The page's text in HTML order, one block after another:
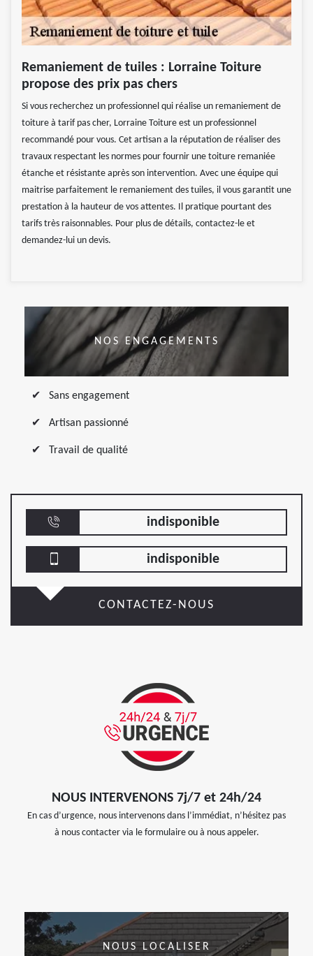
Remaniement de tuiles : Lorraine Toiture
propose des prix pas chers
Si vous recherchez un professionnel qui réalise un remaniement de
toiture à tarif pas cher, Lorraine Toiture est un professionnel
recommandé pour vous. Cet artisan a la réputation de réaliser des
travaux respectant les normes pour fournir une toiture remaniée
étanche et résistante après son intervention. Avec une équipe qui
maitrise parfaitement le remaniement des tuiles, il vous garantit une
prestation à la hauteur de vos attentes. Il pratique pourtant des
tarifs très raisonnables. Pour plus de détails, contactez-le et
demandez-lui un devis.
NOS ENGAGEMENTS
Sans engagement
Artisan passionné
Travail de qualité
indisponible
indisponible
CONTACTEZ-NOUS
NOUS INTERVENONS 7j/7 et 24h/24
En cas d’urgence, nous intervenons dans l’immédiat, n’hésitez pas
à nous contacter via le formulaire ou à nous appeler.
NOUS LOCALISER